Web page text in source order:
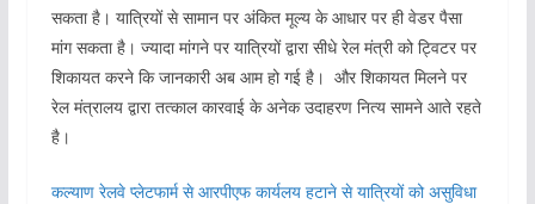
सकता है। यात्रियों से सामान पर अंकित मूल्य के आधार पर ही वेडर पैसा
मांग सकता है। ज्यादा मांगने पर यात्रियों द्वारा सीधे रेल मंत्री को ट्विटर पर
शिकायत करने कि जानकारी अब आम हो गई है। और शिकायत मिलने पर
रेल मंत्रालय द्वारा तत्काल कारवाई के अनेक उदाहरण नित्य सामने आते रहते
है।
कल्याण रेलवे प्लेटफार्म से आरपीएफ कार्यलय हटाने से यात्रियों को असुविधा